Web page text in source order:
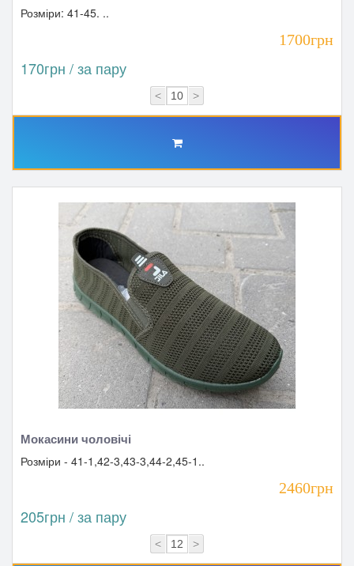
Розміри: 41-45. ..
1700грн
170грн / за пару
< >
Мокасини чоловічі
Розміри - 41-1,42-3,43-3,44-2,45-1..
2460грн
205грн / за пару
< >